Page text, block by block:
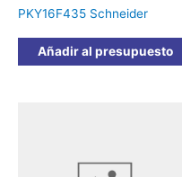
PKY16F435 Schneider
Añadir al presupuesto